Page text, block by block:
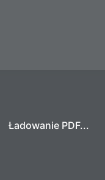
Ładowanie PDF...